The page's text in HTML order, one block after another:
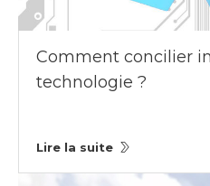
Comment concilier
technologie ?
Lire la suite